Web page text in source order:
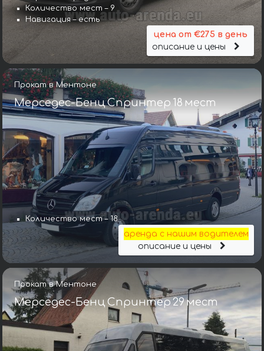
Количество мест – 9
Навигация – есть
цена от €275 в день
описание и цены
Прокат в Ментоне
Мерседес-Бенц Спринтер 18 мест
Количество мест – 18
аренда с нашим водителем
описание и цены
Прокат в Ментоне
Мерседес-Бенц Спринтер 29 мест